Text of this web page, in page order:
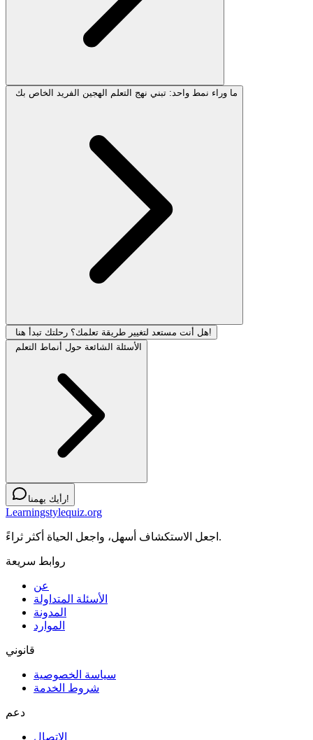
ما وراء نمط واحد: تبني نهج التعلم الهجين الفريد الخاص بك
هل أنت مستعد لتغيير طريقة تعلمك؟ رحلتك تبدأ هنا!
الأسئلة الشائعة حول أنماط التعلم
رأيك يهمنا!
Learningstylequiz.org
اجعل الاستكشاف أسهل، واجعل الحياة أكثر ثراءً.
روابط سريعة
عن
الأسئلة المتداولة
المدونة
الموارد
قانوني
سياسة الخصوصية
شروط الخدمة
دعم
الاتصال